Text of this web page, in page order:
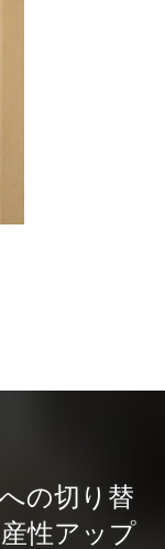
の切り替
性アップ